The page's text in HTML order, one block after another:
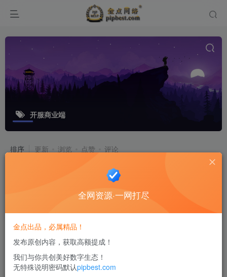
开服商业端
排序 更新 浏览 点赞 评论
精品3D仙侠手游【剑荡三界开服商业
端】最新修复Win一键既玩服务端+跨
服+多区+运营后台+GM授权后台+安
游戏源码
全网资源·一网打尽
金点出品，必属精品！
发布原创内容，获取高额提成！
我们与你共创美好数字生态！
无特殊说明密码默认pipbest.com